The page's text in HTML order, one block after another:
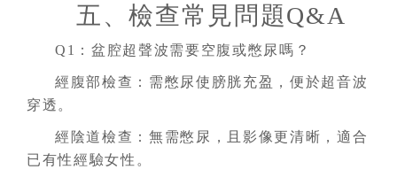
五、檢查常見問題Q&A
Q1：盆腔超聲波需要空腹或憋尿嗎？
經腹部檢查：需憋尿使膀胱充盈，便於超音波
穿透。
經陰道檢查：無需憋尿，且影像更清晰，適合
已有性經驗女性。